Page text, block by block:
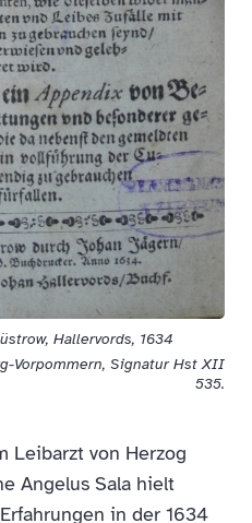
Vorpommern, Signatur Hst XII
535.
Hallervords, 1634
Leibarzt von Herzog
Angelus Sala hielt
in der 1634